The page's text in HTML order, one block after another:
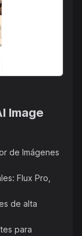
de
líder de
de Flux AI es
Image
de Imágenes
Flux Pro,
de alta
para